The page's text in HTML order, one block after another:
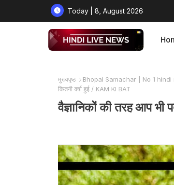
Today | 8, August 2026
मुख्यपृष्ठ Bhopal Samachar | No 1
कितनी वर्षा हुई / KAM KI BAT
वैज्ञानिकों की तरह आप